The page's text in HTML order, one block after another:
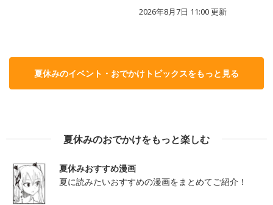
2026年8月7日 11:00更新
夏休みのイベント・おでかけトピックスをもっと見る
夏休みのおでかけをもっと楽しむ
夏休みおすすめ漫画
夏に読みたいおすすめの漫画をまとめてご紹介！